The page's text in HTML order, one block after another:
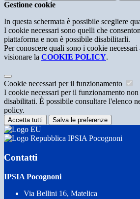
Gestione cookie
In questa schermata è possibile scegliere
I cookie necessari sono quelli che
piattaforma e non è possibile disabilitarli.
Per conoscere quali sono i cookie
visionare la COOKIE POLICY.
Cookie necessari per il funzionamento
I cookie necessari per il funzionamento non
disabilitati. È possibile consultare l'elenco
policy.
Accetta tutti Salva le preferenze
IPSIA Pocognoni
Contatti
IPSIA Pocognoni
Via Bellini 16, Matelica